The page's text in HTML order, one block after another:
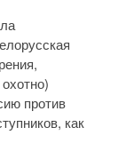
против
как